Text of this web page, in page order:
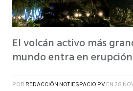
El volcán activo más
mundo entra en
POR REDACCIÓN NOTIESPACIO PV EN 28